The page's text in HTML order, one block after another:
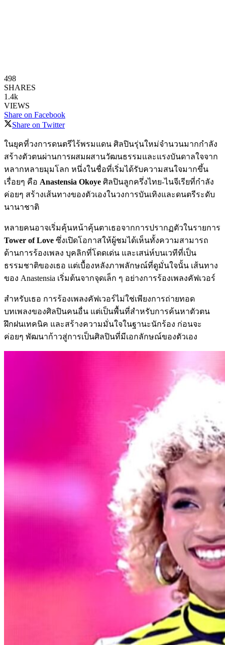
498
SHARES
1.4k
VIEWS
Share on Facebook
Share on Twitter
ในยุคที่วงการดนตรีไร้พรมแดน ศิลปินรุ่นใหม่จำนวนมากกำลัง
สร้างตัวตนผ่านการผสมผสานวัฒนธรรมและแรงบันดาลใจจาก
หลากหลายมุมโลก หนึ่งในชื่อที่เริ่มได้รับความสนใจมากขึ้น
เรื่อยๆ คือ Anastensia Okoye ศิลปินลูกครึ่งไทย-ไนจีเรียที่กำลัง
ค่อยๆ สร้างเส้นทางของตัวเองในวงการบันเทิงและดนตรีระดับ
นานาชาติ
หลายคนอาจเริ่มคุ้นหน้าคุ้นตาเธอจากการปรากฏตัวในรายการ
Tower of Love ซึ่งเปิดโอกาสให้ผู้ชมได้เห็นทั้งความสามารถ
ด้านการร้องเพลง บุคลิกที่โดดเด่น และเสน่ห์บนเวทีที่เป็น
ธรรมชาติของเธอ แต่เบื้องหลังภาพลักษณ์ที่ดูมั่นใจนั้น เส้นทาง
ของ Anastensia เริ่มต้นจากจุดเล็ก ๆ อย่างการร้องเพลงคัฟเวอร์
สำหรับเธอ การร้องเพลงคัฟเวอร์ไม่ใช่เพียงการถ่ายทอด
บทเพลงของศิลปินคนอื่น แต่เป็นพื้นที่สำหรับการค้นหาตัวตน
ฝึกฝนเทคนิค และสร้างความมั่นใจในฐานะนักร้อง ก่อนจะ
ค่อยๆ พัฒนาก้าวสู่การเป็นศิลปินที่มีเอกลักษณ์ของตัวเอง